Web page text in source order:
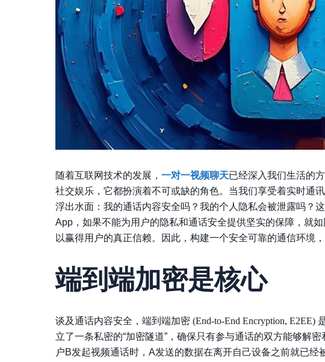
随着互联网技术的发展， 一对一视频聊天已经深入我们生活的
社交娱乐，它都扮演着不可或缺的角色。当我们享受着实时通
浮出水面：我的通话内容安全吗？我的个人隐私会被泄露吗？
App，如果不能为用户的隐私和通话安全提供坚实的保障，就
以赢得用户的真正信赖。因此，构建一个安全可靠的通信环境
端到端加密是核心
谈及通话内容安全， 端到端加密 (End-to-End Encryption, E2EE)
立了一条私密的“加密隧道”，确保只有参与通话的双方能够解
户B发起视频通话时，A发送的数据在离开自己设备之前就已经